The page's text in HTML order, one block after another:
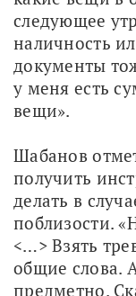
следующее
наличность
документы
у меня есть
вещи».
Шабанов
получить
делать в
поблизости.
<…> Взять
общие слова.
предметно.